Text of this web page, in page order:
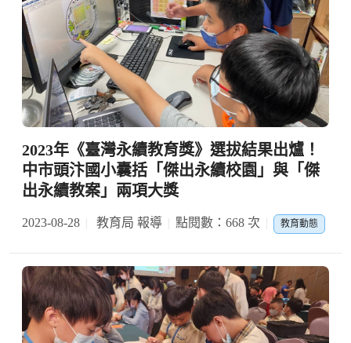
2023年《臺灣永續教育獎》選拔結果出爐！
中市頭汴國小囊括「傑出永續校園」與「傑
出永續教案」兩項大獎
2023-08-28 教育局 報導 點閱數：668 次 教育動態